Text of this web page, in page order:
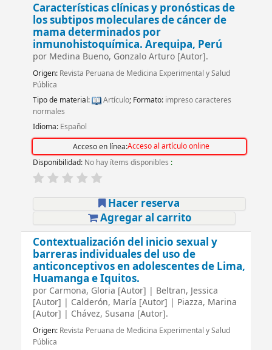
Características clínicas y pronósticas de
los subtipos moleculares de cáncer de
mama determinados por
inmunohistoquímica. Arequipa, Perú
por Medina Bueno, Gonzalo Arturo[Autor].
Origen: Revista Peruana de Medicina Experimental y Salud
Pública
Tipo de material:
Artículo; Formato: impreso caracteres
normales
Idioma: Español
Acceso en línea:Acceso al artículo online
Disponibilidad: No hay ítems disponibles :
Hacer reserva
Agregar al carrito
Contextualización del inicio sexual y
barreras individuales del uso de
anticonceptivos en adolescentes de Lima,
Huamanga e Iquitos.
por Carmona, Gloria [Autor] | Beltran, Jessica
[Autor] | Calderón, María [Autor] | Piazza, Marina
[Autor] | Chávez, Susana [Autor].
Origen: Revista Peruana de Medicina Experimental y Salud
Pública